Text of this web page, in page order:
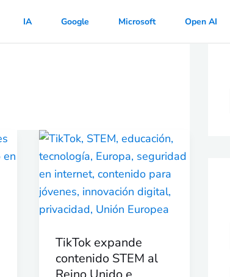
IA Google Microsoft Open AI
TikTok expande
contenido STEM al
TikTok
expande
contenido
STEM
al
Unido
e